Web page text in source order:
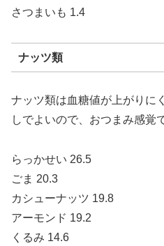
さつまいも 1.4
ナッツ類
ナッツ類は血糖値が上がりに
しでよいので、おつまみ感覚
らっかせい 26.5
ごま 20.3
カシューナッツ 19.8
アーモンド 19.2
くるみ 14.6